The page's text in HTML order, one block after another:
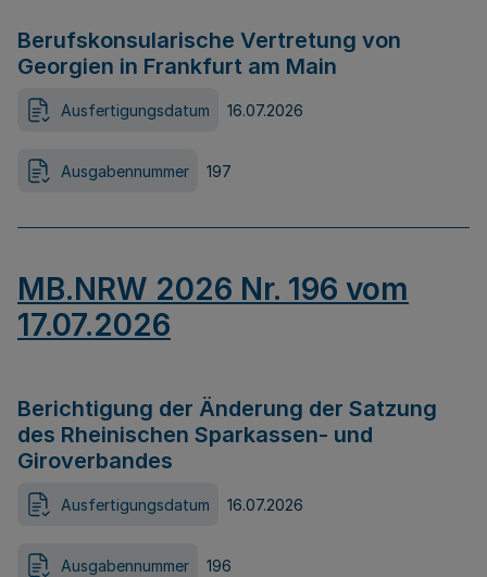
Berufskonsularische Vertretung von
Georgien in Frankfurt am Main
Ausfertigungsdatum 16.07.2026
Ausgabennummer 197
MB.NRW 2026 Nr. 196 vom
17.07.2026
Berichtigung der Änderung der Satzung
des Rheinischen Sparkassen- und
Giroverbandes
Ausfertigungsdatum 16.07.2026
Ausgabennummer 196